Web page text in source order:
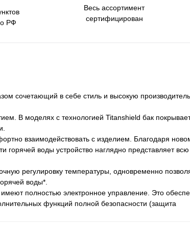
РФ
Весь ассортимент
сертифицирован
сочетающий в себе стиль и высокую
В моделях с технологией Titanshield бак
взаимодействовать с изделием. Благодаря
горячей воды устройство наглядно представляет
регулировку температуры, одновременно
воды*.
полностью электронное управление. Это
функций полной безопасности (защита